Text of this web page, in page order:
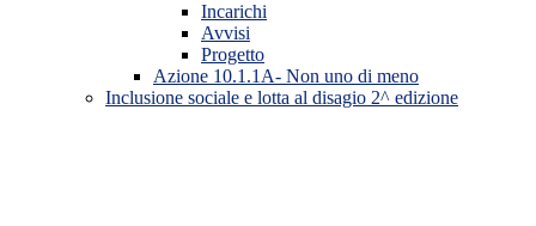
Incarichi
Avvisi
Progetto
Azione 10.1.1A- Non uno di meno
Inclusione sociale e lotta al disagio 2^ edizione